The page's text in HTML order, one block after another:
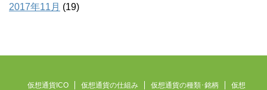
2017年11月 (19)
仮想通貨ICO 仮想通貨の仕組み 仮想通貨の種類･銘柄
仮想